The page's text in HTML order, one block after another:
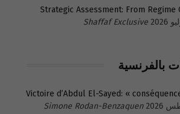
Strategic Assessment: From Regime
Shaffaf Exclusive
بالفرنسية
Victoire d’Abdul El-Sayed: «
Simone Rodan-Benzaquen